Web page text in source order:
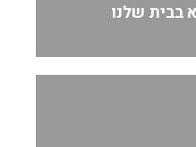
בבית שלנו